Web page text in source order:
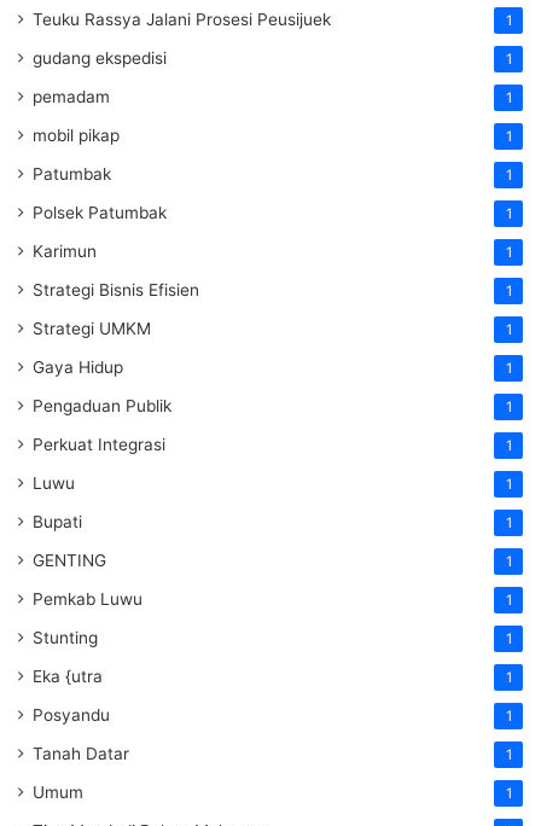
Teuku Rassya Jalani Prosesi Peusijuek 1
gudang ekspedisi 1
pemadam 1
mobil pikap 1
Patumbak 1
Polsek Patumbak 1
Karimun 1
Strategi Bisnis Efisien 1
Strategi UMKM 1
Gaya Hidup 1
Pengaduan Publik 1
Perkuat Integrasi 1
Luwu 1
Bupati 1
GENTING 1
Pemkab Luwu 1
Stunting 1
Eka {utra 1
Posyandu 1
Tanah Datar 1
Umum 1